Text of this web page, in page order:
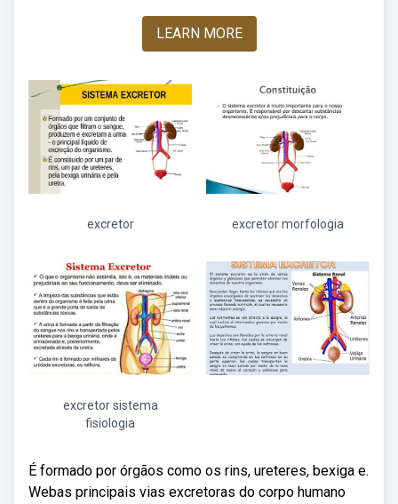
LEARN MORE
excretor excretor morfologia
excretor sistema
fisiologia
É formado por órgãos como os rins, ureteres, bexiga e.
Webas principais vias excretoras do corpo humano